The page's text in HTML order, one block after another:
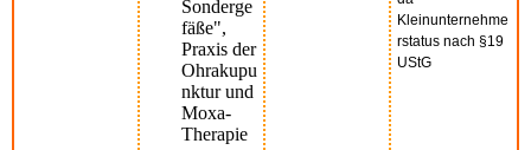
Sonderge
fäße",
Praxis der
Ohrakupu
nktur und
Moxa-
Therapie
Kleinunternehme
rstatus nach §19
UStG